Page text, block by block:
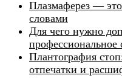
Плазмаферез —
словами
Для чего нужно
профессиональное
Плантография
отпечатки и